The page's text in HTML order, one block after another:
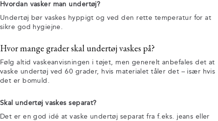
Hvordan vasker man undertøj?
Undertøj bør vaskes hyppigt og ved den rette temperatur for at
sikre god hygiejne.
Hvor mange grader skal undertøj vaskes på?
Følg altid vaskeanvisningen i tøjet, men generelt anbefales det at
vaske undertøj ved 60 grader, hvis materialet tåler det – især hvis
det er bomuld.
Skal undertøj vaskes separat?
Det er en god idé at vaske undertøj separat fra f.eks. jeans eller